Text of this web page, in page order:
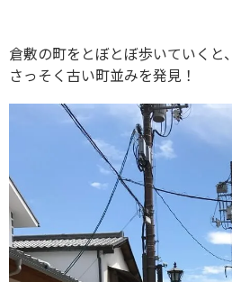
倉敷の町をとぼとぼ歩いていくと、
さっそく古い町並みを発見！